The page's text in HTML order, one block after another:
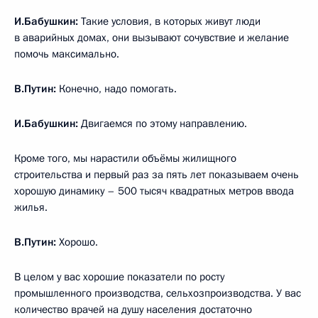
И.Бабушкин: Такие условия, в которых живут люди
в аварийных домах, они вызывают сочувствие и желание
помочь максимально.
В.Путин: Конечно, надо помогать.
И.Бабушкин: Двигаемся по этому направлению.
Кроме того, мы нарастили объёмы жилищного
строительства и первый раз за пять лет показываем очень
хорошую динамику – 500 тысяч квадратных метров ввода
жилья.
В.Путин: Хорошо.
В целом у вас хорошие показатели по росту
промышленного производства, сельхозпроизводства. У вас
количество врачей на душу населения достаточно